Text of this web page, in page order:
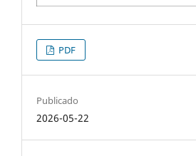
PDF
Publicado
2026-05-22